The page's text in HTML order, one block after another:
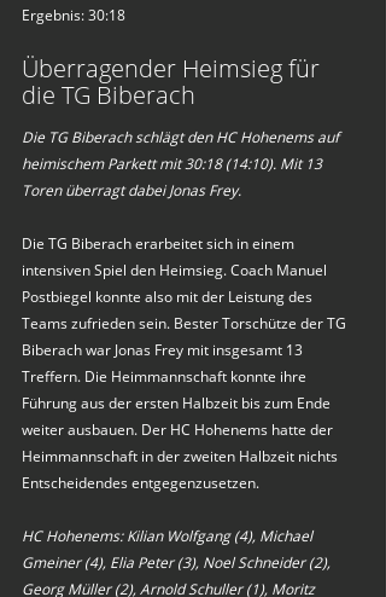
Ergebnis: 30:18
Überragender Heimsieg für
die TG Biberach
Die TG Biberach schlägt den HC Hohenems auf
heimischem Parkett mit 30:18 (14:10). Mit 13
Toren überragt dabei Jonas Frey.
Die TG Biberach erarbeitet sich in einem
intensiven Spiel den Heimsieg. Coach Manuel
Postbiegel konnte also mit der Leistung des
Teams zufrieden sein. Bester Torschütze der TG
Biberach war Jonas Frey mit insgesamt 13
Treffern. Die Heimmannschaft konnte ihre
Führung aus der ersten Halbzeit bis zum Ende
weiter ausbauen. Der HC Hohenems hatte der
Heimmannschaft in der zweiten Halbzeit nichts
Entscheidendes entgegenzusetzen.
HC Hohenems: Kilian Wolfgang (4), Michael
Gmeiner (4), Elia Peter (3), Noel Schneider (2),
Georg Müller (2), Arnold Schuller (1), Moritz